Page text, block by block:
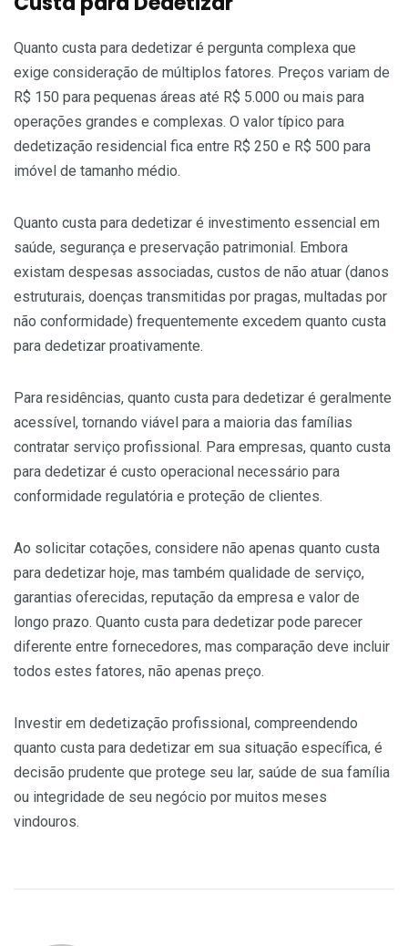
Quanto custa para dedetizar é pergunta complexa que
exige consideração de múltiplos fatores. Preços variam de
R$ 150 para pequenas áreas até R$ 5.000 ou mais para
operações grandes e complexas. O valor típico para
dedetização residencial fica entre R$ 250 e R$ 500 para
imóvel de tamanho médio.
Quanto custa para dedetizar é investimento essencial em
saúde, segurança e preservação patrimonial. Embora
existam despesas associadas, custos de não atuar (danos
estruturais, doenças transmitidas por pragas, multadas por
não conformidade) frequentemente excedem quanto custa
para dedetizar proativamente.
Para residências, quanto custa para dedetizar é geralmente
acessível, tornando viável para a maioria das famílias
contratar serviço profissional. Para empresas, quanto custa
para dedetizar é custo operacional necessário para
conformidade regulatória e proteção de clientes.
Ao solicitar cotações, considere não apenas quanto custa
para dedetizar hoje, mas também qualidade de serviço,
garantias oferecidas, reputação da empresa e valor de
longo prazo. Quanto custa para dedetizar pode parecer
diferente entre fornecedores, mas comparação deve incluir
todos estes fatores, não apenas preço.
Investir em dedetização profissional, compreendendo
quanto custa para dedetizar em sua situação específica, é
decisão prudente que protege seu lar, saúde de sua família
ou integridade de seu negócio por muitos meses
vindouros.